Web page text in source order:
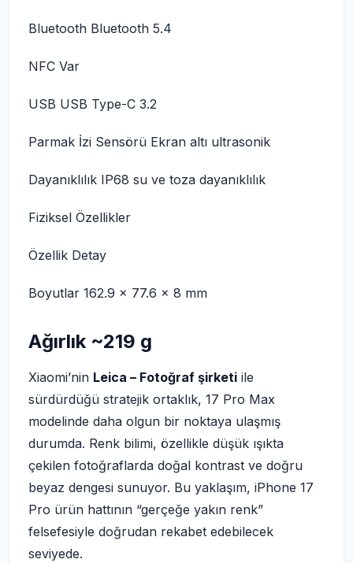
Bluetooth Bluetooth 5.4
NFC Var
USB USB Type-C 3.2
Parmak İzi Sensörü Ekran altı ultrasonik
Dayanıklılık IP68 su ve toza dayanıklılık
Fiziksel Özellikler
Özellik Detay
Boyutlar 162.9 × 77.6 × 8 mm
Ağırlık ~219 g
Xiaomi’nin Leica – Fotoğraf şirketi ile
sürdürdüğü stratejik ortaklık, 17 Pro Max
modelinde daha olgun bir noktaya ulaşmış
durumda. Renk bilimi, özellikle düşük ışıkta
çekilen fotoğraflarda doğal kontrast ve doğru
beyaz dengesi sunuyor. Bu yaklaşım, iPhone 17
Pro ürün hattının “gerçeğe yakın renk”
felsefesiyle doğrudan rekabet edebilecek
seviyede.